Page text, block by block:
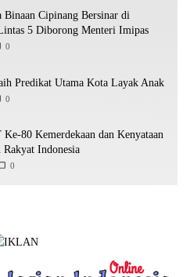
Binaan Cipinang Bersinar di
5 Diborong Menteri Imipas
0
Predikat Utama Kota Layak Anak
0
80 Kemerdekaan dan Kenyataan
Indonesia
0